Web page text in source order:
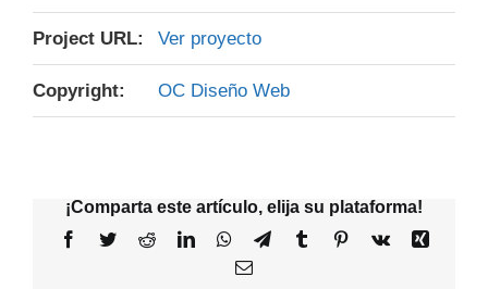
Project URL: Ver proyecto
Copyright: OC Diseño Web
¡Comparta este artículo, elija su plataforma!
Facebook
TwitterRedditLinkedInWhatsApp
TelegramTumblrPinterest
Vk
Xing
Email